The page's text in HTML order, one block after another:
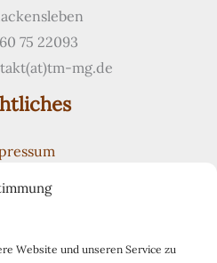
Website und unseren Service zu
75 22093
mg.de
(EU)
Suchen